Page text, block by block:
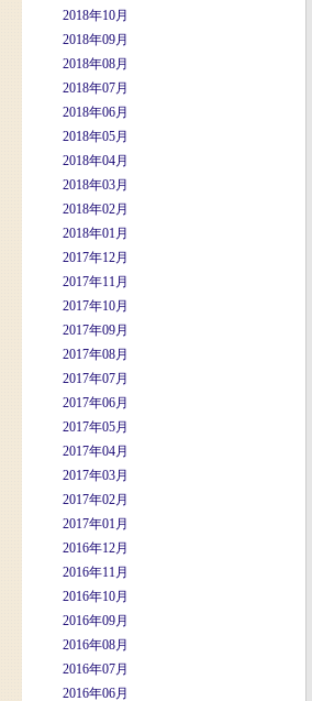
2018年10月
2018年09月
2018年08月
2018年07月
2018年06月
2018年05月
2018年04月
2018年03月
2018年02月
2018年01月
2017年12月
2017年11月
2017年10月
2017年09月
2017年08月
2017年07月
2017年06月
2017年05月
2017年04月
2017年03月
2017年02月
2017年01月
2016年12月
2016年11月
2016年10月
2016年09月
2016年08月
2016年07月
2016年06月